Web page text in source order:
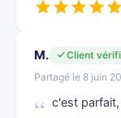
M.
Client
Partagé le 8 juin
c'est